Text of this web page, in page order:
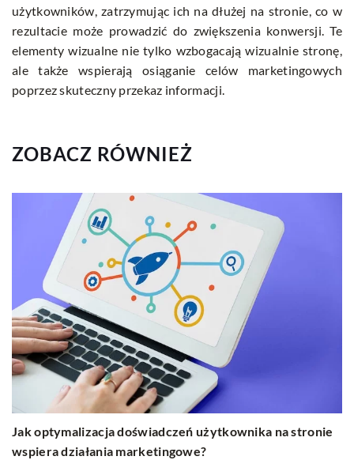
użytkowników, zatrzymując ich na dłużej na stronie, co w
rezultacie może prowadzić do zwiększenia konwersji. Te
elementy wizualne nie tylko wzbogacają wizualnie stronę,
ale także wspierają osiąganie celów marketingowych
poprzez skuteczny przekaz informacji.
ZOBACZ RÓWNIEŻ
Jak optymalizacja doświadczeń użytkownika na stronie
wspiera działania marketingowe?